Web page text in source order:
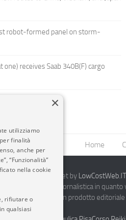
robot-formed panel on storm-
one) receives Saab 340B(F) cargo
Home
Siti Internet by
una testata giornalistica in
considerarsi un prodotto
×
utilizziamo
finalità
anche per
“Funzionalità”
nella cookie
rifiutare o
qualsiasi